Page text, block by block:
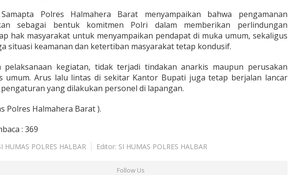
Polres Halmahera Barat menyampaikan bahwa pengamanan
sebagai bentuk komitmen Polri dalam memberikan perlindungan
hak masyarakat untuk menyampaikan pendapat di muka umum, sekaligus
situasi keamanan dan ketertiban masyarakat tetap kondusif.
pelaksanaan kegiatan, tidak terjadi tindakan anarkis maupun perusakan
umum. Arus lalu lintas di sekitar Kantor Bupati juga tetap berjalan lancar
yang dilakukan personel di lapangan.
Polres Halmahera Barat ).
: 369
HUMAS POLRES HALBAR Editor: SI HUMAS POLRES HALBAR
Follow Us